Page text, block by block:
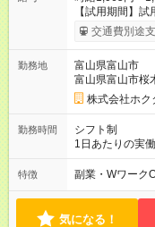
【試用期間】
給与は本採用時
交通費別途
勤務地
富山県富山市
富山県富山市桜
株式会社ホク
勤務時間
シフト制
1日あたりの実
（月・火・木
特徴 副業・Wワーク
気になる！